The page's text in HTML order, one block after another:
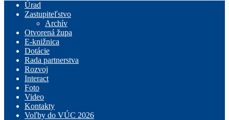
Úrad
Zastupiteľstvo
Archív
Otvorená župa
E-knižnica
Dotácie
Rada partnerstva
Rozvoj
Interact
Foto
Video
Kontakty
Voľby do VÚC 2026